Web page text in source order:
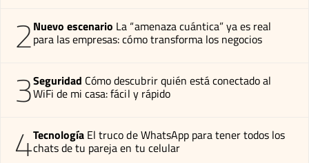
2Nuevo escenario La “amenaza cuántica” ya es real
para las empresas: cómo transforma los negocios
3Seguridad Cómo descubrir quién está conectado al
WiFi de mi casa: fácil y rápido
4Tecnología El truco de WhatsApp para tener todos los
chats de tu pareja en tu celular